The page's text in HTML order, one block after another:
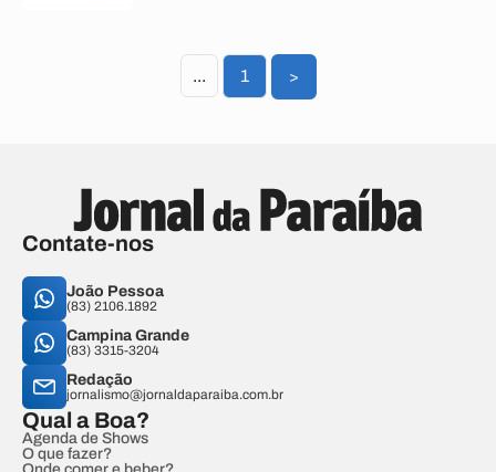
... 1 >
Contate-nos
João Pessoa
(83) 2106.1892
Campina Grande
(83) 3315-3204
Redação
jornalismo@jornaldaparaiba.com.br
Qual a Boa?
Agenda de Shows
O que fazer?